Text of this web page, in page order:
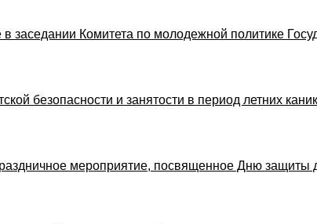
в заседании Комитета по молодежной политике
безопасности и занятости в период летних
мероприятие, посвященное Дню защиты